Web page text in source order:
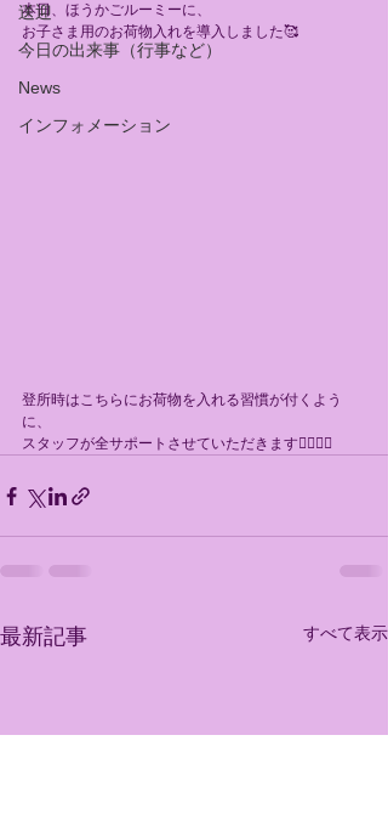
送迎
今日の出来事（行事など）
News
インフォメーション
本日、ほうかごルーミーに、
お子さま用のお荷物入れを導入しました🥰
登所時はこちらにお荷物を入れる習慣が付くよう
に、
スタッフが全サポートさせていただきます😮‍💨💕💕
最新記事 すべて表示